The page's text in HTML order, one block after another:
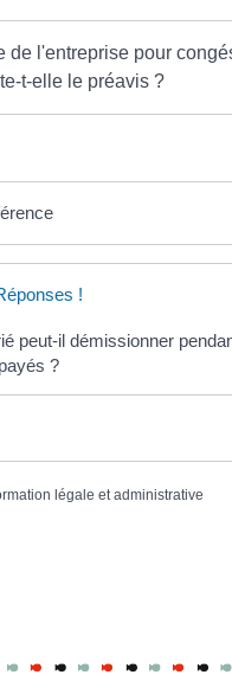
de l'entreprise pour
t-elle le préavis ?
!
peut-il démissionner
?
légale et administrative